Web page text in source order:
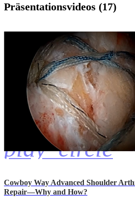
Präsentationsvideos (17)
play_circle
Cowboy Way Advanced Shoulder
Repair—Why and How?